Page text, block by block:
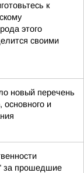
к
этого
своими
новый перечень
основного и
за прошедшие